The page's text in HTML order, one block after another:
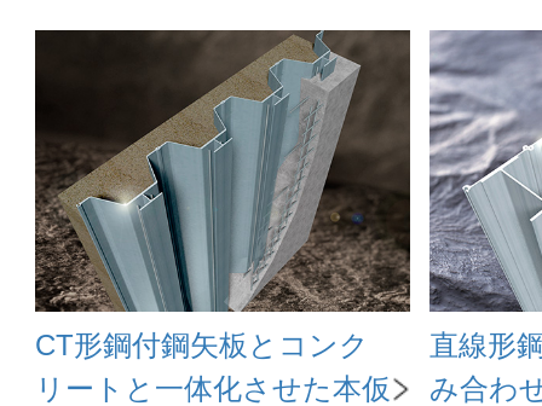
CT形鋼付鋼矢板とコンク
リートと一体化させた本仮
直線形
み合わ